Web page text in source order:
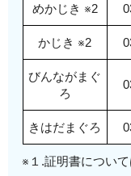
めかじき ※2
かじき ※2
びんながまぐ
ろ
きはだまぐろ
※１.証明書について